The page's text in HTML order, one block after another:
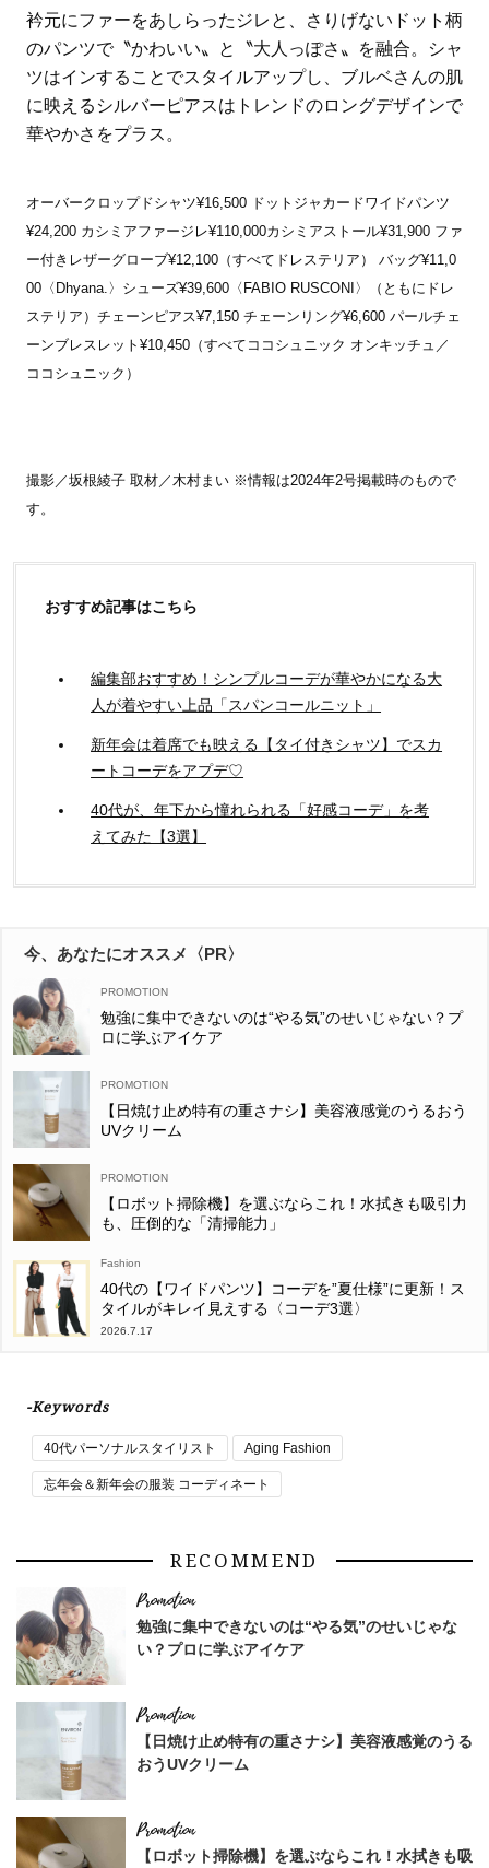
衿元にファーをあしらったジレと、さりげないドット柄
のパンツで〝かわいい〟と〝大人っぽさ〟を融合。シャ
ツはインすることでスタイルアップし、ブルベさんの肌
に映えるシルバーピアスはトレンドのロングデザインで
華やかさをプラス。
オーバークロップドシャツ¥16,500 ドットジャカードワイドパンツ
¥24,200 カシミアファージレ¥110,000カシミアストール¥31,900 ファ
ー付きレザーグローブ¥12,100（すべてドレステリア） バッグ¥11,0
00〈Dhyana.〉シューズ¥39,600〈FABIO RUSCONI〉（ともにドレ
ステリア）チェーンピアス¥7,150 チェーンリング¥6,600 パールチェ
ーンブレスレット¥10,450（すべてココシュニック オンキッチュ／
ココシュニック）
撮影／坂根綾子 取材／木村まい ※情報は2024年2号掲載時のもので
す。
おすすめ記事はこちら
編集部おすすめ！シンプルコーデが華やかになる大
人が着やすい上品「スパンコールニット」
新年会は着席でも映える【タイ付きシャツ】でスカ
ートコーデをアプデ♡
40代が、年下から憧れられる「好感コーデ」を考
えてみた【3選】
今、あなたにオススメ〈PR〉
勉強に集中できないのは“やる気”のせいじゃない？プ
ロに学ぶアイケア
【日焼け止め特有の重さナシ】美容液感覚のうるおう
UVクリーム
【ロボット掃除機】を選ぶならこれ！水拭きも吸引力
も、圧倒的な「清掃能力」
Fashion
40代の【ワイドパンツ】コーデを”夏仕様”に更新！ス
タイルがキレイ見えする〈コーデ3選〉
2026.7.17
-Keywords
40代パーソナルスタイリスト Aging Fashion
忘年会＆新年会の服装 コーディネート
RECOMMEND
勉強に集中できないのは“やる気”のせいじゃな
い？プロに学ぶアイケア
【日焼け止め特有の重さナシ】美容液感覚のうる
おうUVクリーム
【ロボット掃除機】を選ぶならこれ！水拭きも吸